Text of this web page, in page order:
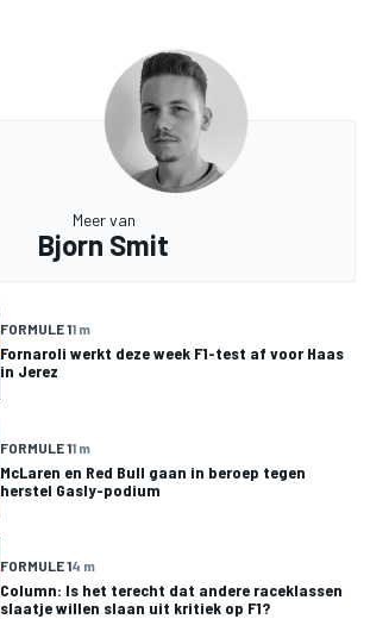
Meer van
Bjorn Smit
FORMULE 11 m
Fornaroli werkt deze week F1-test af voor Haas
in Jerez
FORMULE 11 m
McLaren en Red Bull gaan in beroep tegen
herstel Gasly-podium
FORMULE 14 m
Column: Is het terecht dat andere raceklassen
slaatje willen slaan uit kritiek op F1?